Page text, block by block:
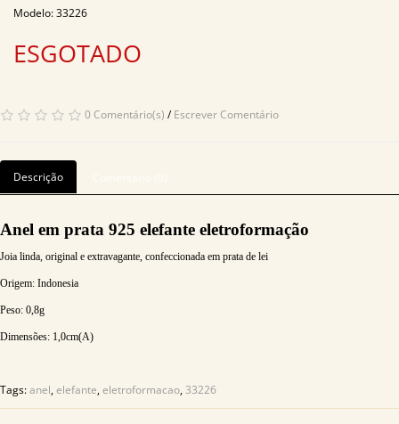
Modelo: 33226
ESGOTADO
0 Comentário(s) /Escrever Comentário
Descrição
Anel em prata 925 elefante eletroformação
Joia linda, original e extravagante, confeccionada em prata de lei
Origem: Indonesia
Peso: 0,8g
Dimensões: 1,0cm(A)
Tags:anel,elefante,eletroformacao,33226